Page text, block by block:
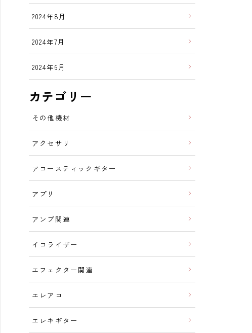
2024年8月
2024年7月
2024年6月
カテゴリー
その他機材
アクセサリ
アコースティックギター
アプリ
アンプ関連
イコライザー
エフェクター関連
エレアコ
エレキギター